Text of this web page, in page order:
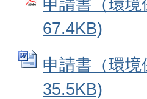
申請書（環
67.4KB)
申請書（環
35.5KB)